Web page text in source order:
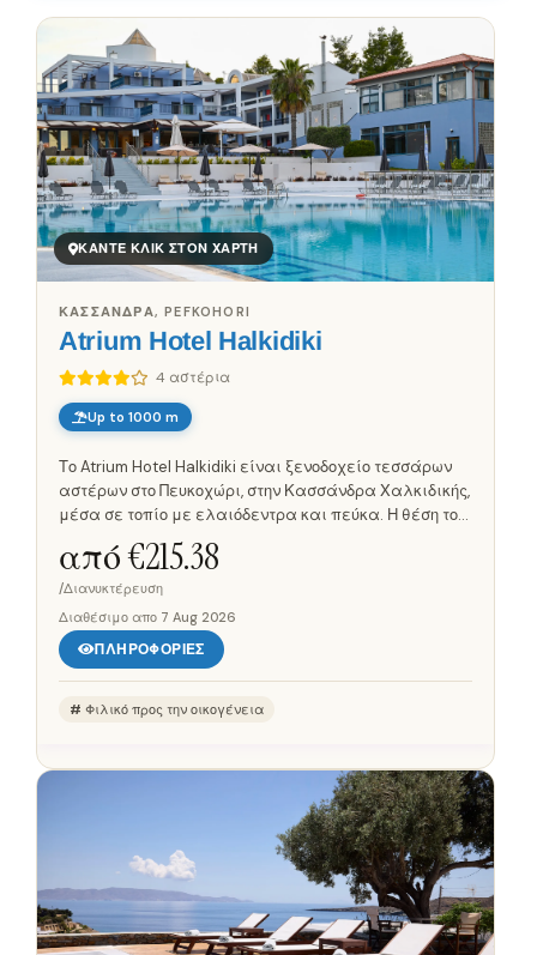
ΚΆΝΤΕ ΚΛΙΚ ΣΤΟΝ ΧΆΡΤΗ
Atrium Hotel Halkidiki
4 αστέρια
ΚΑΣΣΆΝΔΡΑ, PEFKOHORI
Up to 1000 m
Το Atrium Hotel Halkidiki είναι ξενοδοχείο τεσσάρων
αστέρων στο Πευκοχώρι, στην Κασσάνδρα Χαλκιδικής,
μέσα σε τοπίο με ελαιόδεντρα και πεύκα. Η θέση του
προσφέρει θέα στον κόλπο της Κασσάνδρας, ενώ η
παραλία απέχει...
από €215.38
/Διανυκτέρευση
Διαθέσιμο απο 7 Aug 2026
ΠΛΗΡΟΦΟΡΊΕΣ
Φιλικό προς την οικογένεια